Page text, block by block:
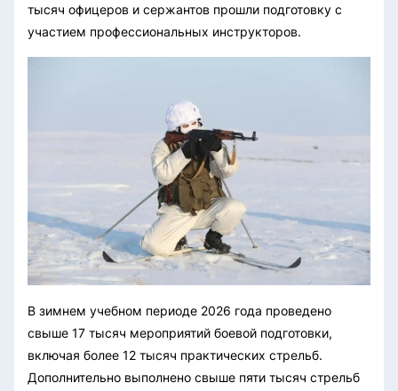
тысяч офицеров и сержантов прошли подготовку с
участием профессиональных инструкторов.
В зимнем учебном периоде 2026 года проведено
свыше 17 тысяч мероприятий боевой подготовки,
включая более 12 тысяч практических стрельб.
Дополнительно выполнено свыше пяти тысяч стрельб